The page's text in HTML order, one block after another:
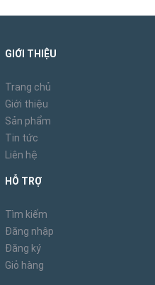
GIỚI THIỆU
Trang chủ
Giới thiệu
Sản phẩm
Tin tức
Liên hệ
HỖ TRỢ
Tìm kiếm
Đăng nhập
Đăng ký
Giỏ hàng